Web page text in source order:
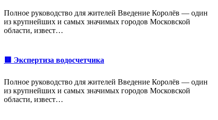
Полное руководство для жителей Введение Королёв — один
из крупнейших и самых значимых городов Московской
области, извест…
🟥 Экспертиза водосчетчика
Полное руководство для жителей Введение Королёв — один
из крупнейших и самых значимых городов Московской
области, извест…